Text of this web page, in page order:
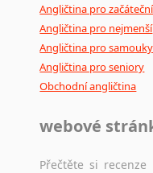
Angličtina pro
Angličtina pro nejmenší
Angličtina pro samouky
Angličtina pro seniory
Obchodní angličtina
webové
Přečtěte si